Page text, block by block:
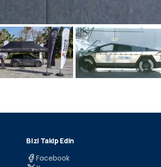
Bizi Takip Edin
Facebook